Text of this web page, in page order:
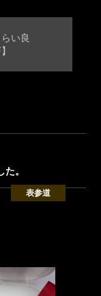
い良
。
表参道